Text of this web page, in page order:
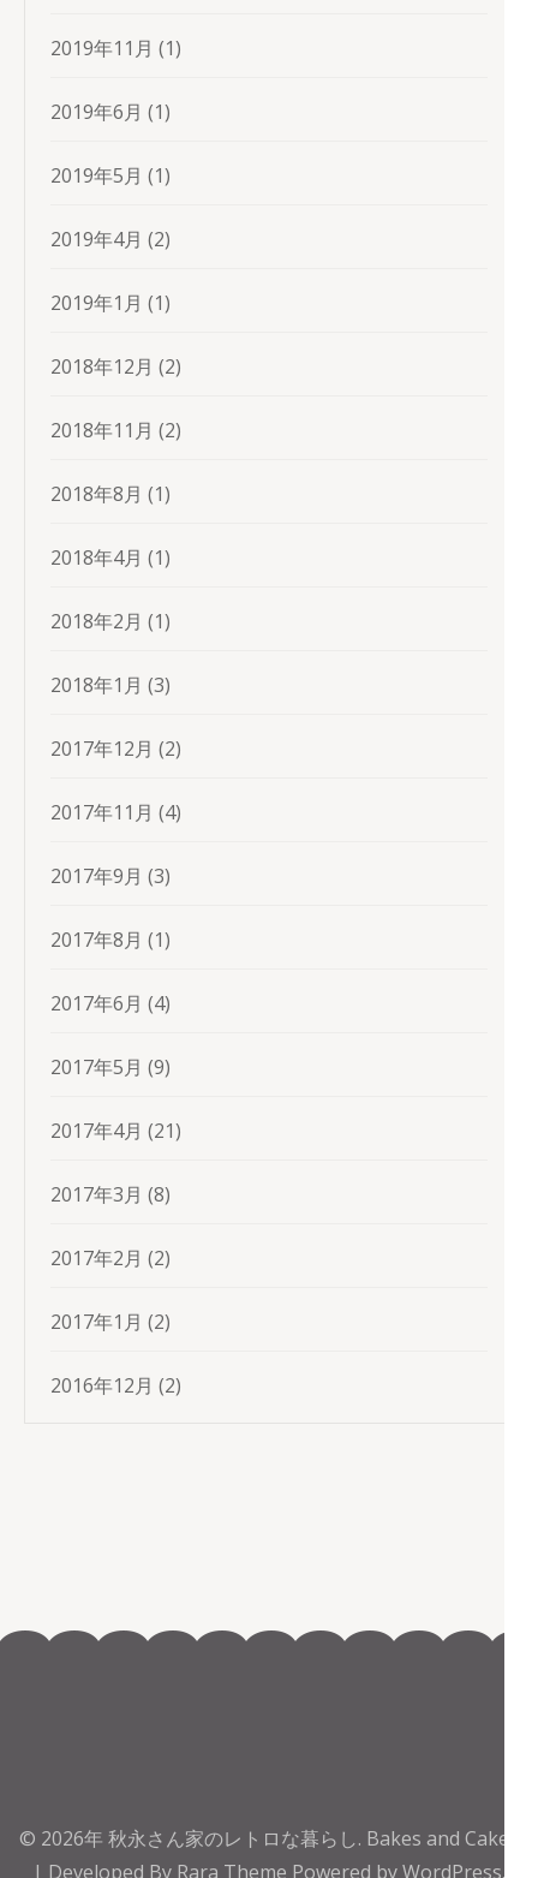
2019年11月 (1)
2019年6月 (1)
2019年5月 (1)
2019年4月 (2)
2019年1月 (1)
2018年12月 (2)
2018年11月 (2)
2018年8月 (1)
2018年4月 (1)
2018年2月 (1)
2018年1月 (3)
2017年12月 (2)
2017年11月 (4)
2017年9月 (3)
2017年8月 (1)
2017年6月 (4)
2017年5月 (9)
2017年4月 (21)
2017年3月 (8)
2017年2月 (2)
2017年1月 (2)
2016年12月 (2)
© 2026年 秋永さん家のレトロな暮らし. Bakes and Cakes
| Developed By Rara Theme Powered byWordPress.